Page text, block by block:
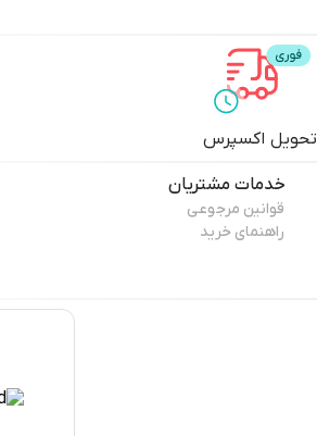
تحویل اکسپرس
خدمات مشتریان
قوانین مرجوعی
راهنمای خرید